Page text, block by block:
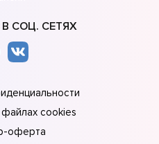
В СОЦ. СЕТЯХ
cookies
оферта